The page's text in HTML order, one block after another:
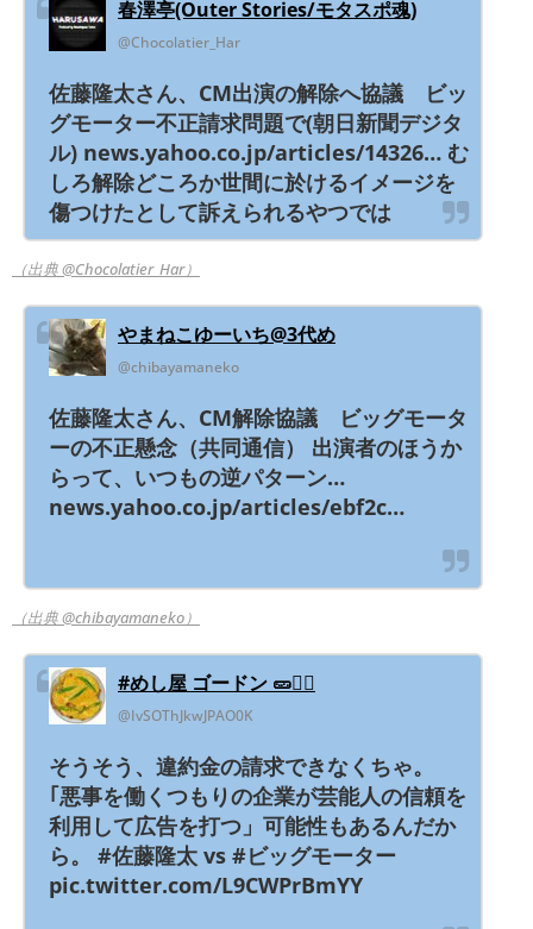
春澤亭(Outer Stories/モタスポ魂)
@Chocolatier_Har
佐藤隆太さん、CM出演の解除へ協議 ビッ
グモーター不正請求問題で(朝日新聞デジタ
ル) news.yahoo.co.jp/articles/14326… む
しろ解除どころか世間に於けるイメージを
傷つけたとして訴えられるやつでは
（出典 @Chocolatier_Har）
やまねこゆーいち@3代め
@chibayamaneko
佐藤隆太さん、CM解除協議 ビッグモータ
ーの不正懸念（共同通信） 出演者のほうか
らって、いつもの逆パターン…
news.yahoo.co.jp/articles/ebf2c…
（出典 @chibayamaneko）
#めし屋 ゴードン 🥒🙅‍♂️
@IvSOThJkwJPAO0K
そうそう、違約金の請求できなくちゃ。
｢悪事を働くつもりの企業が芸能人の信頼を
利用して広告を打つ」可能性もあるんだか
ら。 #佐藤隆太 vs #ビッグモーター
pic.twitter.com/L9CWPrBmYY